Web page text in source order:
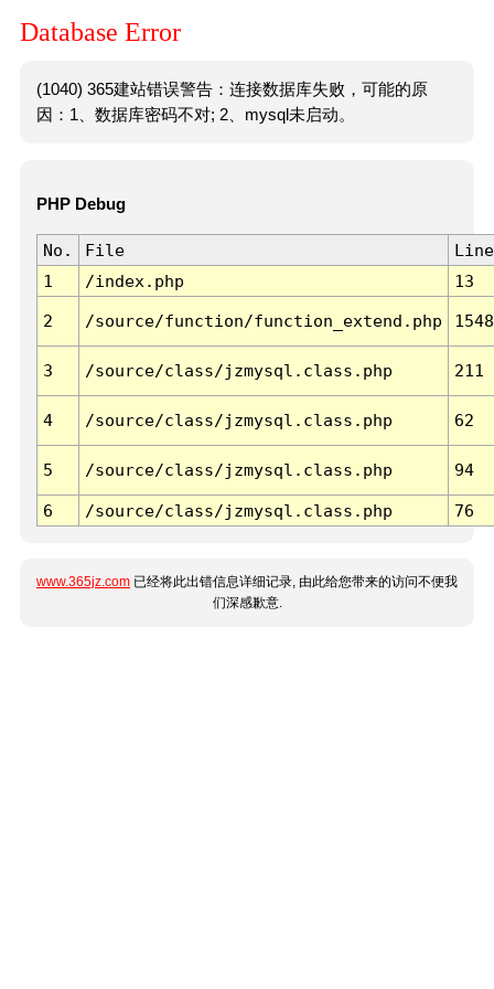
Database Error
(1040) 365建站错误警告：连接数据库失败，可能的原
因：1、数据库密码不对; 2、mysql未启动。
PHP Debug
No. File
Line
1
/index.php 13
2 /source/function/function_extend.php 1548
3 /source/class/jzmysql.class.php 211
4 /source/class/jzmysql.class.php 62
5 /source/class/jzmysql.class.php 94
6 /source/class/jzmysql.class.php 76
www.365jz.com 已经将此出错信息详细记录, 由此给您带来的访问不便我
们深感歉意.